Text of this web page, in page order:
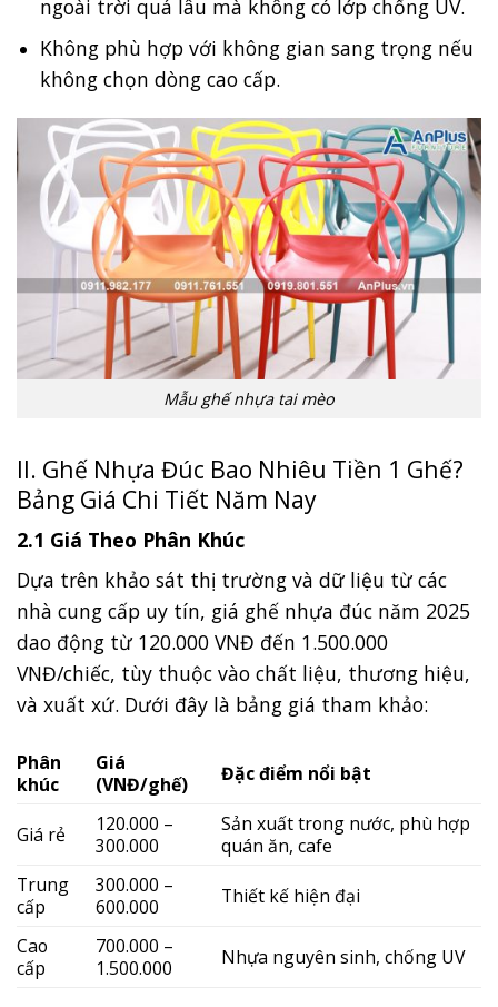
ngoài trời quá lâu mà không có lớp chống UV.
Không phù hợp với không gian sang trọng nếu
không chọn dòng cao cấp.
Mẫu ghế nhựa tai mèo
II. Ghế Nhựa Đúc Bao Nhiêu Tiền 1 Ghế?
Bảng Giá Chi Tiết Năm Nay
2.1 Giá Theo Phân Khúc
Dựa trên khảo sát thị trường và dữ liệu từ các
nhà cung cấp uy tín, giá ghế nhựa đúc năm 2025
dao động từ 120.000 VNĐ đến 1.500.000
VNĐ/chiếc, tùy thuộc vào chất liệu, thương hiệu,
và xuất xứ. Dưới đây là bảng giá tham khảo:
Phân
khúc
Giá
(VNĐ/ghế)
Đặc điểm nổi bật
Giá rẻ
120.000 –
300.000
Sản xuất trong nước, phù hợp
quán ăn, cafe
Trung
cấp
300.000 –
600.000
Thiết kế hiện đại
Cao
cấp
700.000 –
1.500.000
Nhựa nguyên sinh, chống UV